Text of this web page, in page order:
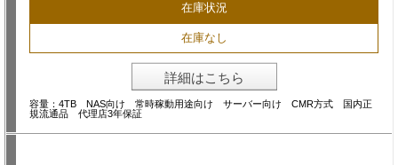
在庫状況
在庫なし
詳細はこちら
容量：4TB NAS向け 常時稼動用途向け サーバー向け CMR方式 国内正
規流通品 代理店3年保証